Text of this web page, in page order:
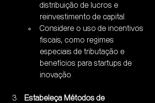
distribuição de lucros e
reinvestimento de capital.
Considere o uso de incentivos
fiscais, como regimes
especiais de tributação e
benefícios para startups de
inovação.
Estabeleça Métodos de